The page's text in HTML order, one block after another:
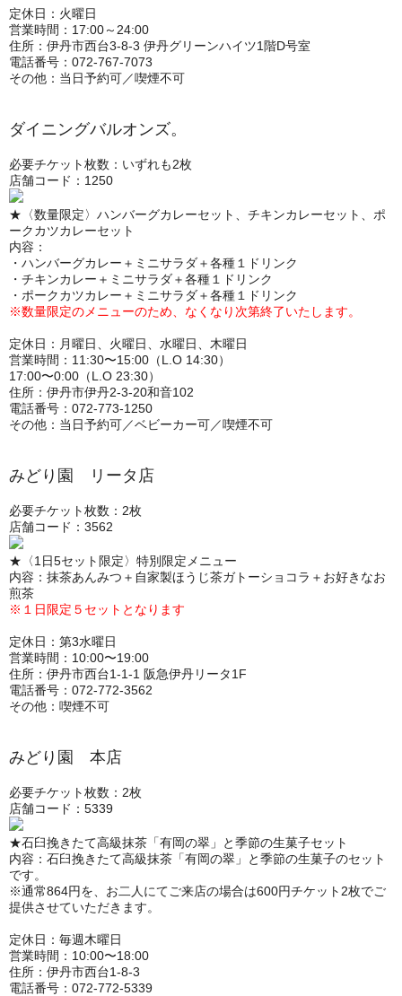
定休日：火曜日
営業時間：17:00～24:00
住所：伊丹市西台3-8-3 伊丹グリーンハイツ1階D号室
電話番号：072-767-7073
その他：当日予約可／喫煙不可
ダイニングバルオンズ。
必要チケット枚数：いずれも2枚
店舗コード：1250
★〈数量限定〉ハンバーグカレーセット、チキンカレーセット、ポ
ークカツカレーセット
内容：
・ハンバーグカレー＋ミニサラダ＋各種１ドリンク
・チキンカレー＋ミニサラダ＋各種１ドリンク
・ポークカツカレー＋ミニサラダ＋各種１ドリンク
※数量限定のメニューのため、なくなり次第終了いたします。
定休日：月曜日、火曜日、水曜日、木曜日
営業時間：11:30〜15:00（L.O 14:30）
17:00〜0:00（L.O 23:30）
住所：伊丹市伊丹2-3-20和音102
電話番号：072-773-1250
その他：当日予約可／ベビーカー可／喫煙不可
みどり園 リータ店
必要チケット枚数：2枚
店舗コード：3562
★〈1日5セット限定〉特別限定メニュー
内容：抹茶あんみつ＋自家製ほうじ茶ガトーショコラ＋お好きなお
煎茶
※１日限定５セットとなります
定休日：第3水曜日
営業時間：10:00〜19:00
住所：伊丹市西台1-1-1 阪急伊丹リータ1F
電話番号：072-772-3562
その他：喫煙不可
みどり園 本店
必要チケット枚数：2枚
店舗コード：5339
★石臼挽きたて高級抹茶「有岡の翠」と季節の生菓子セット
内容：石臼挽きたて高級抹茶「有岡の翠」と季節の生菓子のセット
です。
※通常864円を、お二人にてご来店の場合は600円チケット2枚でご
提供させていただきます。
定休日：毎週木曜日
営業時間：10:00〜18:00
住所：伊丹市西台1-8-3
電話番号：072-772-5339